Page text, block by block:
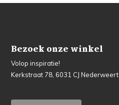
Bezoek onze winkel
Volop inspiratie!
Kerkstraat 78, 6031 CJ Nederweert